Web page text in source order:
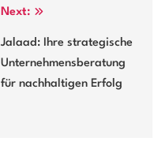
Next:
Jalaad: Ihre strategische
Unternehmensberatung
für nachhaltigen Erfolg